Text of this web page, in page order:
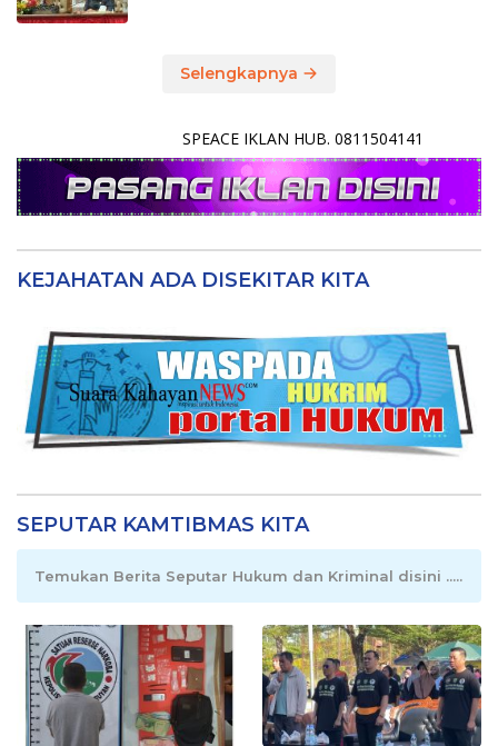
Selengkapnya
SPEACE IKLAN HUB. 0811504141
KEJAHATAN ADA DISEKITAR KITA
SEPUTAR KAMTIBMAS KITA
Temukan Berita Seputar Hukum dan Kriminal disini .....